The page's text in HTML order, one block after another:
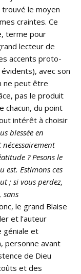
trouvé le moyen
craintes. Ce
terme pour
lecteur de
accents proto-
avec son
ne peut être
pas le produit
chacun, du point
intérêt à choisir
blessée en
? Pesons le
est. Estimons ces
; si vous perdez,
sans
le grand Blaise
et l’auteur
géniale et
personne avant
de Dieu
et des